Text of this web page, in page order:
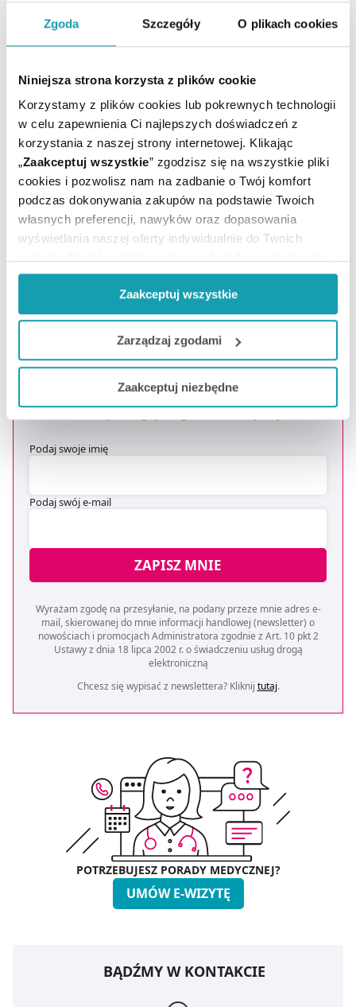
Zgoda Szczegóły O plikach cookies
Niniejsza strona korzysta z plików cookie
Korzystamy z plików cookies lub pokrewnych technologii
w celu zapewnienia Ci najlepszych doświadczeń z
korzystania z naszej strony internetowej. Klikając
„Zaakceptuj wszystkie” zgodzisz się na wszystkie pliki
cookies i pozwolisz nam na zadbanie o Twój komfort
podczas dokonywania zakupów na podstawie Twoich
własnych preferencji, nawyków oraz dopasowania
wyświetlania naszej oferty indywidualnie do Twoich
do prawidłowego działania Portalu oraz jego
funkcjonalności. W zależności od funkcji, dane o tym jak
korzystasz z naszej witryny będą również przekazywane
do naszych Partnerów marketingowych i analitycznych.
Jeżeli chcesz dostosować swoją zgodę i wybrać tylko
niektóre dodatkowe funkcje, z którymi wiąże się
zbieranie danych o Twojej aktywności dokonaj
zgodami”.
będzie oznaczało, że nie wyrażasz zgody na
z brakiem dostępu do wszystkich funkcjonalności
Strony.
Zaakceptuj wszystkie
Zarządzaj zgodami
Zaakceptuj niezbędne
ARTYKUŁY
Zapisz się do newslettera
OTRZYMAJ KOD NA DARMOWĄ
DOSTAWĘ*
Podaj swoje imię
Podaj swój e-mail
ZAPISZ MNIE
Wyrażam zgodę na przesyłanie, na podany przeze mnie adres e-
mail, skierowanej do mnie informacji handlowej (newsletter) o
nowościach i promocjach Administratora zgodnie z Art. 10 pkt 2
Ustawy z dnia 18 lipca 2002 r. o świadczeniu usług drogą
elektroniczną
Chcesz się wypisać z newslettera? Kliknij tutaj.
POTRZEBUJESZ PORADY MEDYCZNEJ?
UMÓW E-WIZYTĘ
BĄDŹMY W KONTAKCIE